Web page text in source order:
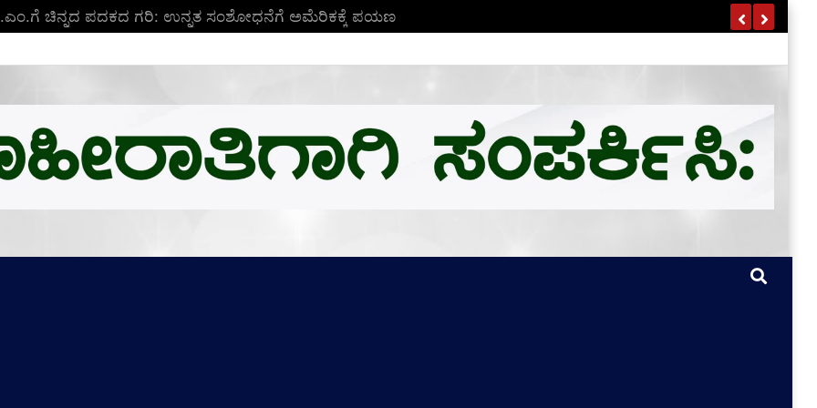
ಬಿ.ಎಂ.ಗೆ ಚಿನ್ನದ ಪದಕದ ಗರಿ: ಉನ್ನತ ಸಂಶೋಧನೆಗೆ ಅಮೆರಿಕಕ್ಕೆ ಪಯಣ